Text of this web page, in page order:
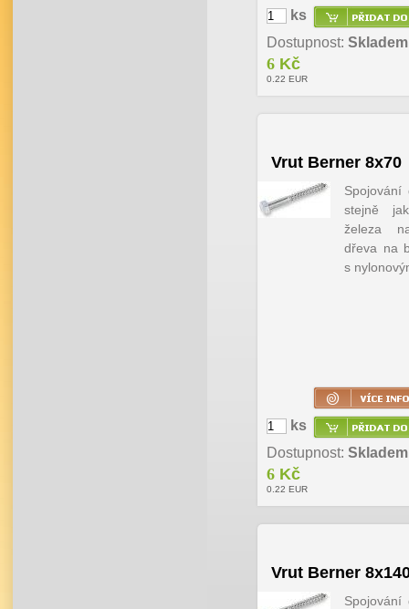
ks
Dostupnost:
6 Kč
0.22 EUR
Vrut Berner 8x70
Spojování
stejně
železa
dřeva na
s
ks
Dostupnost:
6 Kč
0.22 EUR
Vrut Berner
Spojování